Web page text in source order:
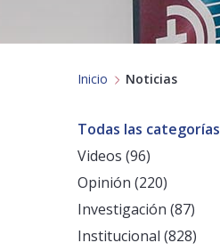
Inicio Noticias
Todas las categorías
Videos (96)
Opinión (220)
Investigación (87)
Institucional (828)